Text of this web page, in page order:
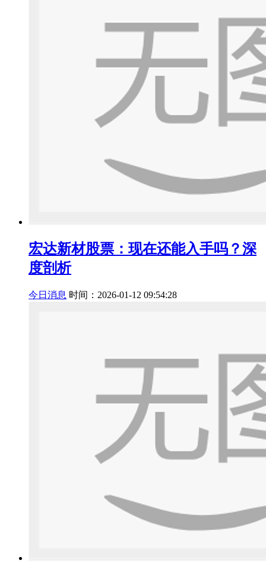
宏达新材股票：现在还能入手吗？深
度剖析
今日消息 时间：2026-01-12 09:54:28